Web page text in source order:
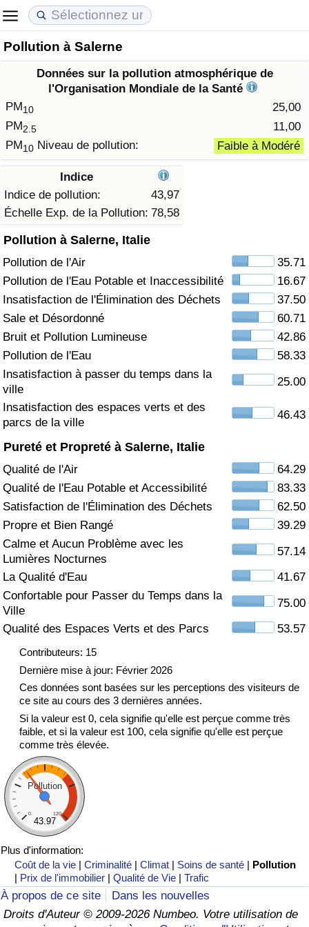
Pollution à Salerne
Données sur la pollution atmosphérique de
l'Organisation Mondiale de la Santé
PM10
25,00
PM2.5
11,00
PM10 Niveau de pollution: Faible à Modéré
Indice
Indice de pollution:
43,97
Échelle Exp. de la Pollution: 78,58
Pollution à Salerne, Italie
Pollution de l'Air
35.71
Pollution de l'Eau Potable et Inaccessibilité
16.67
Insatisfaction de l'Élimination des Déchets
37.50
Sale et Désordonné
60.71
Bruit et Pollution Lumineuse
42.86
Pollution de l'Eau
58.33
Insatisfaction à passer du temps dans la
ville
25.00
Insatisfaction des espaces verts et des
parcs de la ville
46.43
Pureté et Propreté à Salerne, Italie
Qualité de l'Air
64.29
Qualité de l'Eau Potable et Accessibilité
83.33
Satisfaction de l'Élimination des Déchets
62.50
Propre et Bien Rangé
39.29
Calme et Aucun Problème avec les
Lumières Nocturnes
57.14
La Qualité d'Eau
41.67
Confortable pour Passer du Temps dans la
Ville
75.00
Qualité des Espaces Verts et des Parcs
53.57
Contributeurs: 15
Dernière mise à jour: Février 2026
Ces données sont basées sur les perceptions des visiteurs de
ce site au cours des 3 dernières années.
Si la valeur est 0, cela signifie qu'elle est perçue comme très
faible, et si la valeur est 100, cela signifie qu'elle est perçue
comme très élevée.
Pollution
0 120
43.97
Plus d'information:
Coût de la vie |Criminalité |Climat | Soins de santé | Pollution
| Prix de l'immobilier |Qualité de Vie |Trafic
À propos de ce site
Dans les nouvelles
Droits d'Auteur © 2009-2026 Numbeo. Votre utilisation de
Coût de la vie
Indice du Coût de la Vie (Actuel)
Indice du Coût de la Vie
à Akaba
Prix de l'immobilier
Indice des Prix de l'immobilier (Actuel)
Indice des Prix de l'immobilier
Indice des Prix de l'immobilier par Pays
Qualité de Vie
Indice de Qualité de Vie
Indice de Qualité de Vie (Actuel)
Criminalité
Indice de Criminalité (Actuel)
Indice de Criminalité
Indice de criminalité par pays
Soins de santé
Indice des soins de santé (Actuel)
Indice des soins de santé
Indice des soins de santé par Pays
Pollution
Indice de Pollution (Actuel)
Indice de pollution
Indice de Pollution par Pays
Trafic
Indice de Trafic
Indice de Trafic (Actuel)
Indice de Trafic par Pays